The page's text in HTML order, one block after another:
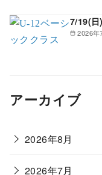
2026年
7/19(日
アーカイブ
2026年8月
2026年7月